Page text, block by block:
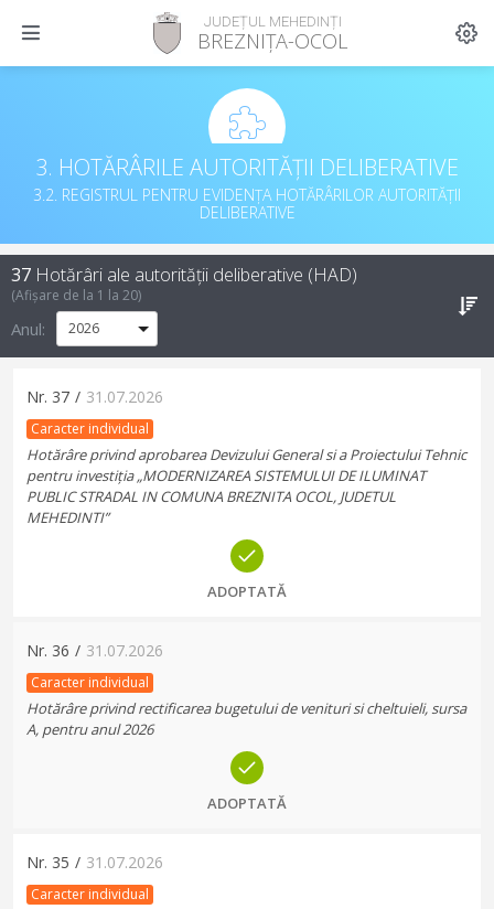
JUDEȚUL MEHEDINȚI
BREZNIȚA-OCOL
3. HOTĂRÂRILE AUTORITĂȚII DELIBERATIVE
3.2. REGISTRUL PENTRU EVIDENȚA HOTĂRÂRILOR AUTORITĂȚII
DELIBERATIVE
37 Hotărâri ale autorității deliberative (HAD)
(Afișare de la 1 la 20)
Anul:
Nr. 37 / 31.07.2026
Caracter individual
Hotărâre privind aprobarea Devizului General si a Proiectului Tehnic
pentru investiția „MODERNIZAREA SISTEMULUI DE ILUMINAT
PUBLIC STRADAL IN COMUNA BREZNITA OCOL, JUDETUL
MEHEDINTI”
ADOPTATĂ
Nr. 36 / 31.07.2026
Caracter individual
Hotărâre privind rectificarea bugetului de venituri si cheltuieli, sursa
A, pentru anul 2026
ADOPTATĂ
Nr. 35 / 31.07.2026
Caracter individual